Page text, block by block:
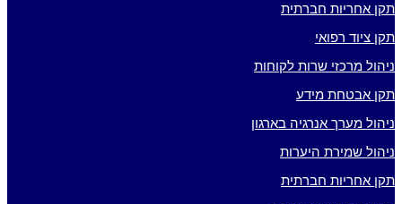
תקן אחריות חברתית
תקן ציוד רפואי
ניהול מרכזי שרות לקוחות
תקן אבטחת מידע
ניהול מערך אנרגיה בארגון
ניהול שמירת היערות
תקן אחריות חברתית